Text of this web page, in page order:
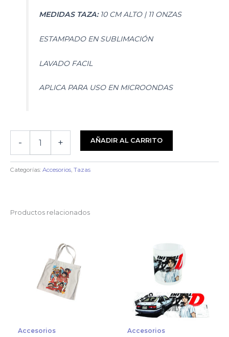
MEDIDAS TAZA:10 CM ALTO | 11 ONZAS
ESTAMPADO EN SUBLIMACIÓN
LAVADO FACIL
APLICA PARA USO EN MICROONDAS
-
Solo
Leveling
|
Sung
+ AÑADIR AL CARRITO
Categorías: Accesorios Tazas
Productos relacionados
Accesorios Accesorios